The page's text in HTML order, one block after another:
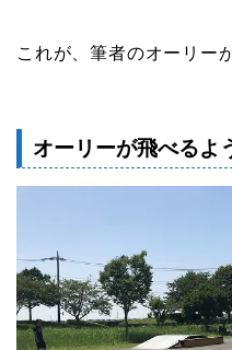
これが、筆者のオーリー
オーリーが飛べるよ